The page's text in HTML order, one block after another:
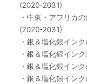
(2020-2031)
・中東・アフリカ
(2020-2031)
・銀＆塩化銀イン
・銀＆塩化銀イン
・銀＆塩化銀イン
・銀＆塩化銀イン